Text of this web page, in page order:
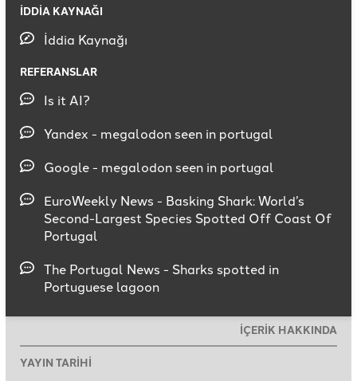
İDDİA KAYNAĞI
İddia Kaynağı
REFERANSLAR
Is it AI?
Yandex - megalodon seen in portugal
Google - megalodon seen in portugal
EuroWeekly News - Basking Shark: World’s
Second-Largest Species Spotted Off Coast Of
Portugal
The Portugal News - Sharks spotted in
Portuguese lagoon
İÇERİK HAKKINDA
YAYIN TARİHİ